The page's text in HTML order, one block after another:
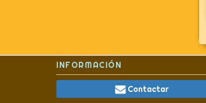
INFORMACIÓN
Contactar